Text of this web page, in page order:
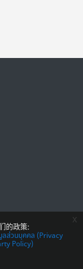
的政策:
ลส่วนบุคคล (Privacy
Policy)
x